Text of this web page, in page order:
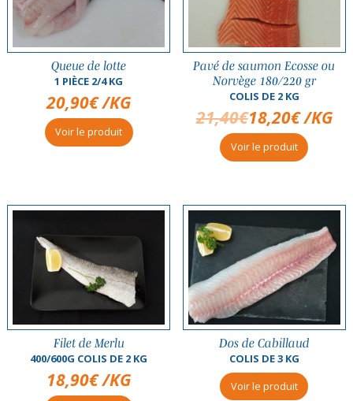
Queue de lotte
1 PIÈCE 2/4 KG
20,90€/KG
Voir le produit
Pavé de saumon Ecosse ou
Norvège 180/220 gr
COLIS DE 2 KG
21,40€18,20€/KG
Voir le produit
Filet de Merlu
400/600G COLIS DE 2 KG
18,90€/KG
Dos de Cabillaud
COLIS DE 3 KG
Voir le produit